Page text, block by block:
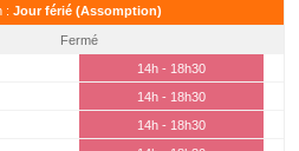
: Jour férié (Assomption)
Fermé
14h - 18h30
14h - 18h30
14h - 18h30